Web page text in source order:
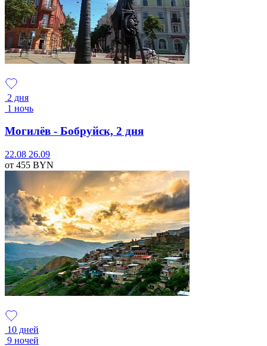
2 дня
1 ночь
Могилёв - Бобруйск, 2 дня
22.08 26.09
от 455 BYN
10 дней
9 ночей